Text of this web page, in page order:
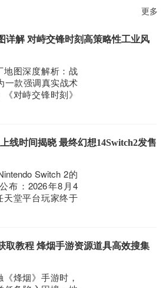
经安装好的最新韩语学习助手1.6，点击
更多
详解 对峙交锋时刻高策略性工业风
地图深度解析：战
一款强调真实战术
对峙交锋时刻》
度的专业性与策
制，也兼容近距离
体布局、通道走
线时间揭晓 最终幻想14Switch2发售
Switch 2的
布：2026年8月4
天堂平台玩家终于
青春记忆的经典
突出的biubiu加速
取教程 烽烟手游资源道具高效搜集
烽烟》手游时，